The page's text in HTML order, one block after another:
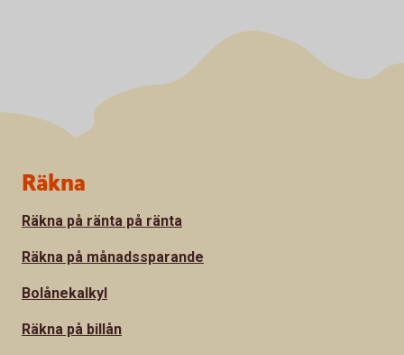
Sidfot
Räkna
Räkna på ränta på ränta
Räkna på månadssparande
Bolånekalkyl
Räkna på billån